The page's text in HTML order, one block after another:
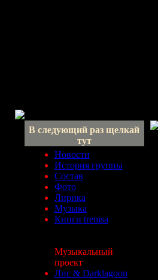
В следующий раз щелкай
тут
Новости
История группы
Состав
Фото
Лирика
Музыка
Книги tremsa
Музыкальный
проект
Лис & Darklagoon